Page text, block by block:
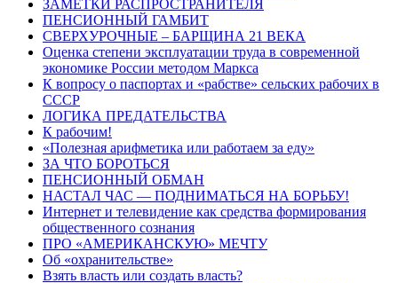
ЗАМЕТКИ РАСПРОСТРАНИТЕЛЯ
ПЕНСИОННЫЙ ГАМБИТ
СВЕРХУРОЧНЫЕ – БАРЩИНА 21 ВЕКА
Оценка степени эксплуатации труда в современной
экономике России методом Маркса
К вопросу о паспортах и «рабстве» сельских рабочих в
СССР
ЛОГИКА ПРЕДАТЕЛЬСТВА
К рабочим!
«Полезная арифметика или работаем за еду»
ЗА ЧТО БОРОТЬСЯ
ПЕНСИОННЫЙ ОБМАН
НАСТАЛ ЧАС — ПОДНИМАТЬСЯ НА БОРЬБУ!
Интернет и телевидение как средства формирования
общественного сознания
ПРО «АМЕРИКАНСКУЮ» МЕЧТУ
Об «охранительстве»
Взять власть или создать власть?